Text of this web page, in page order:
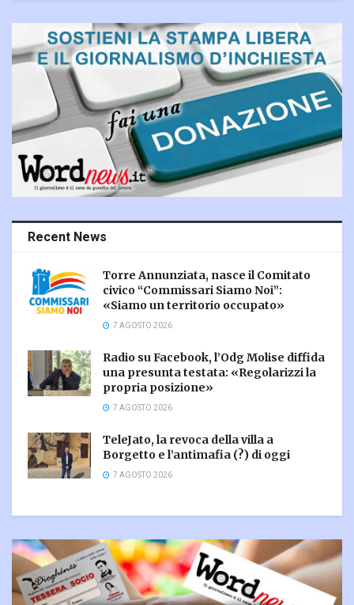
Recent News
Torre Annunziata, nasce il Comitato
civico “Commissari Siamo Noi”:
«Siamo un territorio occupato»
7 AGOSTO 2026
Radio su Facebook, l’Odg Molise diffida
una presunta testata: «Regolarizzi la
propria posizione»
7 AGOSTO 2026
TeleJato, la revoca della villa a
Borgetto e l’antimafia (?) di oggi
7 AGOSTO 2026